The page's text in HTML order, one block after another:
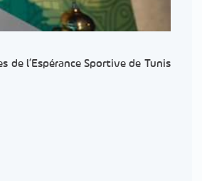
de l’Espérance Sportive de Tunis